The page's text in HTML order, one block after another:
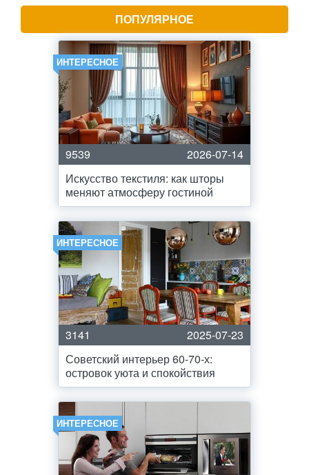
ПОПУЛЯРНОЕ
ИНТЕРЕСНОЕ
9539
2026-07-14
Искусство текстиля: как шторы
меняют атмосферу гостиной
ИНТЕРЕСНОЕ
3141
2025-07-23
Советский интерьер 60-70-х:
островок уюта и спокойствия
ИНТЕРЕСНОЕ